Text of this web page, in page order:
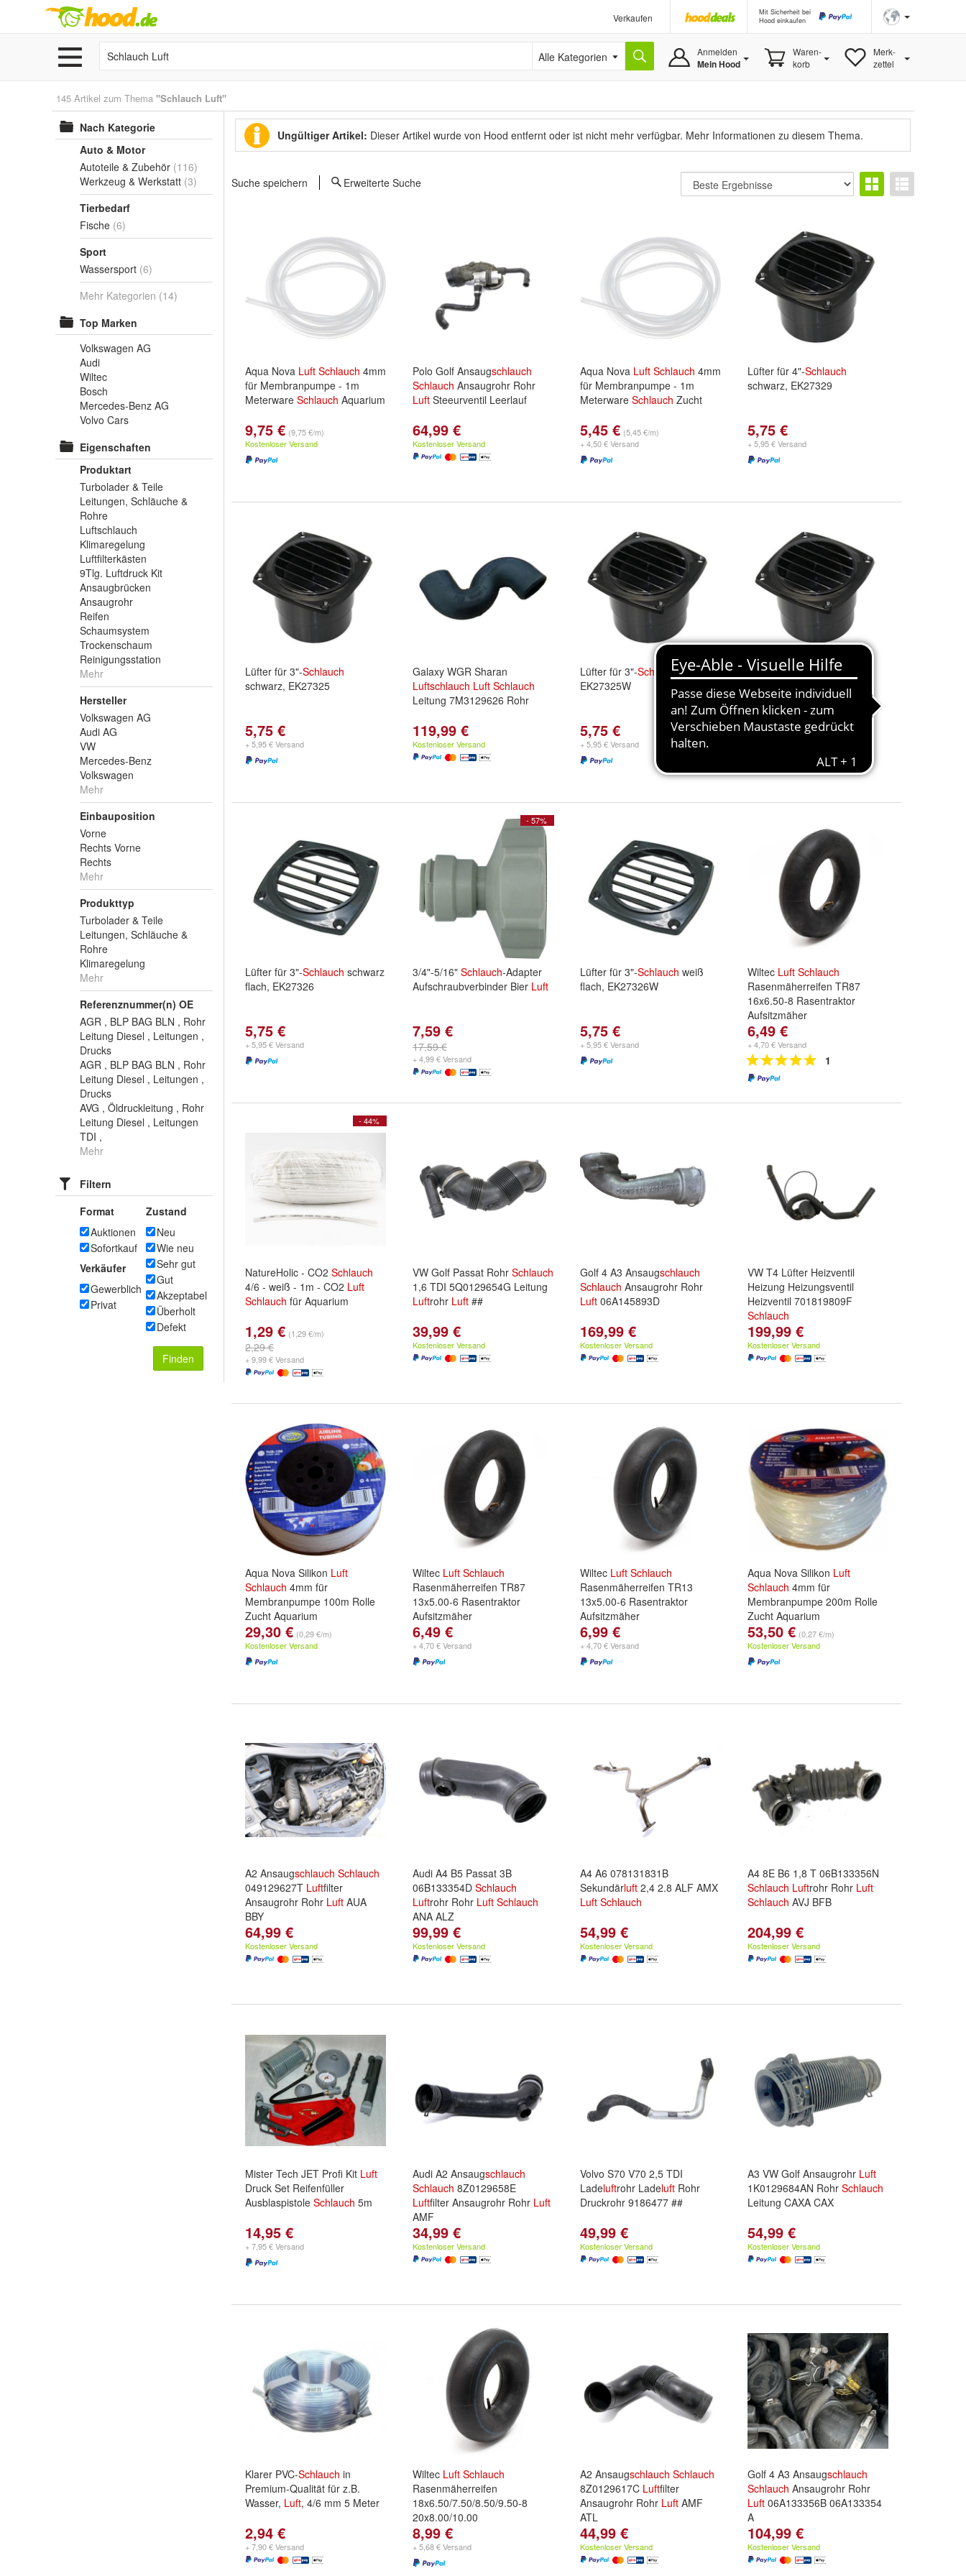
Verkaufen
Mit Sicherheit bei
Hood einkaufen
Alle Kategorien Anmelden
Mein Hood
Waren-
korb
Merk-
zettel
145 Artikel zum Thema "Schlauch Luft"
Nach Kategorie
Auto & Motor
Autoteile & Zubehör (116)
Werkzeug & Werkstatt (3)
Tierbedarf
Fische (6)
Sport
Wassersport (6)
Mehr Kategorien (14)
Top Marken
Volkswagen AG
Audi
Wiltec
Bosch
Mercedes-Benz AG
Volvo Cars
Eigenschaften
Produktart
Turbolader & Teile
Leitungen, Schläuche &
Rohre
Luftschlauch
Klimaregelung
Luftfilterkästen
9Tlg. Luftdruck Kit
Ansaugbrücken
Ansaugrohr
Reifen
Schaumsystem
Trockenschaum
Reinigungsstation
Mehr
Hersteller
Volkswagen AG
Audi AG
VW
Mercedes-Benz
Volkswagen
Mehr
Einbauposition
Vorne
Rechts Vorne
Rechts
Mehr
Produkttyp
Turbolader & Teile
Leitungen, Schläuche &
Rohre
Klimaregelung
Mehr
Referenznummer(n) OE
AGR , BLP BAG BLN , Rohr
Leitung Diesel , Leitungen ,
Drucks
AGR , BLP BAG BLN , Rohr
Leitung Diesel , Leitungen ,
Drucks
AVG , Öldruckleitung , Rohr
Leitung Diesel , Leitungen
TDI ,
Mehr
Filtern
Format
Auktionen
Sofortkauf
Verkäufer
Gewerblich
Privat
Zustand
Neu
Wie neu
Sehr gut
Gut
Akzeptabel
Überholt
Defekt
Finden
Ungültiger Artikel: Dieser Artikel wurde von Hood entfernt oder ist nicht mehr verfügbar. Mehr Informationen zu diesem Thema.
Suche speichern Erweiterte Suche
Aqua Nova Luft Schlauch 4mm
für Membranpumpe - 1m
Meterware Schlauch Aquarium
9,75 € (9,75 €/m)
Kostenloser Versand
Polo Golf Ansaugschlauch
Schlauch Ansaugrohr Rohr
Luft Steeurventil Leerlauf
64,99 €
Kostenloser Versand
Aqua Nova Luft Schlauch 4mm
für Membranpumpe - 1m
Meterware Schlauch Zucht
5,45 € (5,45 €/m)
+ 4,50 € Versand
Lüfter für 4"-Schlauch
schwarz, EK27329
5,75 €
+ 5,95 € Versand
Lüfter für 3"-Schlauch
schwarz, EK27325
5,75 €
+ 5,95 € Versand
Galaxy WGR Sharan
Luftschlauch Luft Schlauch
Leitung 7M3129626 Rohr
119,99 €
Kostenloser Versand
Lüfter für 3"-Schlauchweiß,
EK27325W
5,75 €
+ 5,95 € Versand
Lüfter für 4"- Schlauch
EK27329W
5,75 €
Lüfter für 3"-Schlauch schwarz
flach, EK27326
5,75 €
+ 5,95 € Versand
- 57%
3/4"-5/16" Schlauch-Adapter
Aufschraubverbinder Bier Luft
7,59 €
17,59 €
+ 4,99 € Versand
Lüfter für 3"-Schlauch weiß
flach, EK27326W
5,75 €
+ 5,95 € Versand
Wiltec Luft Schlauch
Rasenmäherreifen TR87
16x6.50-8 Rasentraktor
Aufsitzmäher
6,49 €
+ 4,70 € Versand
1
- 44%
NatureHolic - CO2 Schlauch
4/6 - weiß - 1m - CO2 Luft
Schlauch für Aquarium
1,29 € (1,29 €/m)
2,29 €
+ 9,99 € Versand
VW Golf Passat Rohr Schlauch
1,6 TDI 5Q0129654G Leitung
Luftrohr Luft ##
39,99 €
Kostenloser Versand
Golf 4 A3 Ansaugschlauch
Schlauch Ansaugrohr Rohr
Luft 06A145893D
169,99 €
Kostenloser Versand
VW T4 Lüfter Heizventil
Heizung Heizungsventil
Heizventil 701819809F
Schlauch
199,99 €
Kostenloser Versand
Aqua Nova Silikon Luft
Schlauch 4mm für
Membranpumpe 100m Rolle
Zucht Aquarium
29,30 € (0,29 €/m)
Kostenloser Versand
Wiltec Luft Schlauch
Rasenmäherreifen TR87
13x5.00-6 Rasentraktor
Aufsitzmäher
6,49 €
+ 4,70 € Versand
Wiltec Luft Schlauch
Rasenmäherreifen TR13
13x5.00-6 Rasentraktor
Aufsitzmäher
6,99 €
+ 4,70 € Versand
Aqua Nova Silikon Luft
Schlauch 4mm für
Membranpumpe 200m Rolle
Zucht Aquarium
53,50 € (0,27 €/m)
Kostenloser Versand
A2 Ansaugschlauch Schlauch
049129627T Luftfilter
Ansaugrohr Rohr Luft AUA
BBY
64,99 €
Kostenloser Versand
Audi A4 B5 Passat 3B
06B133354D Schlauch
Luftrohr Rohr Luft Schlauch
ANA ALZ
99,99 €
Kostenloser Versand
A4 A6 078131831B
Sekundärluft 2,4 2.8 ALF AMX
Luft Schlauch
54,99 €
Kostenloser Versand
A4 8E B6 1,8 T 06B133356N
Schlauch Luftrohr Rohr Luft
Schlauch AVJ BFB
204,99 €
Kostenloser Versand
Mister Tech JET Profi Kit Luft
Druck Set Reifenfüller
Ausblaspistole Schlauch 5m
14,95 €
+ 7,95 € Versand
Audi A2 Ansaugschlauch
Schlauch 8Z0129658E
Luftfilter Ansaugrohr Rohr Luft
AMF
34,99 €
Kostenloser Versand
Volvo S70 V70 2,5 TDI
Ladeluftrohr Ladeluft Rohr
Druckrohr 9186477 ##
49,99 €
Kostenloser Versand
A3 VW Golf Ansaugrohr Luft
1K0129684AN Rohr Schlauch
Leitung CAXA CAX
54,99 €
Kostenloser Versand
Klarer PVC-Schlauch in
Premium-Qualität für z.B.
Wasser, Luft, 4/6 mm 5 Meter
2,94 €
+ 7,90 € Versand
Wiltec Luft Schlauch
Rasenmäherreifen
18x6.50/7.50/8.50/9.50-8
20x8.00/10.00
8,99 €
+ 5,68 € Versand
A2 Ansaugschlauch Schlauch
8Z0129617C Luftfilter
Ansaugrohr Rohr Luft AMF
ATL
44,99 €
Kostenloser Versand
Golf 4 A3 Ansaugschlauch
Schlauch Ansaugrohr Rohr
Luft 06A133356B 06A133354
A
104,99 €
Kostenloser Versand